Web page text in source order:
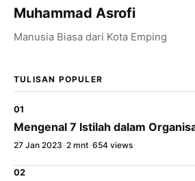
Muhammad Asrofi
Manusia Biasa dari Kota Emping
TULISAN POPULER
01
Mengenal 7 Istilah dalam
27 Jan 2023 •2 mnt•654 views
02